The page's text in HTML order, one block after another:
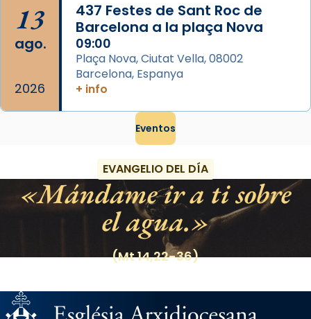
13
ago.
2026
437 Festes de Sant Roc de
Barcelona a la plaça Nova
09:00
Plaça Nova, Ciutat Vella, 08002
Barcelona, Espanya
+ info
Eventos
EVANGELIO DEL DÍA
Mándame ir a ti sobre
el agua.
(Mt 14,22-36)